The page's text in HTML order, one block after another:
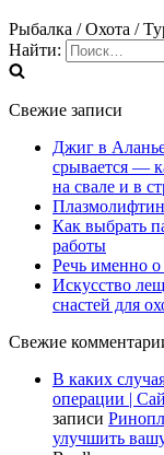
Рыбалка / Охота /
Найти:
Свежие записи
Джиг в
срывается —
на свале и в
Как выбрать
работы
Речь именно
Искусство
снастей для
Свежие
В каких
операции |
записи
улучшить